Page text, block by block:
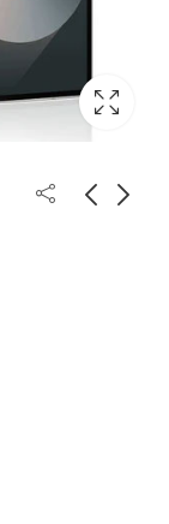
リー】
Galaxy Z
Dual SIM
- Silver -
5G Dual SIM
512GB - Pink -